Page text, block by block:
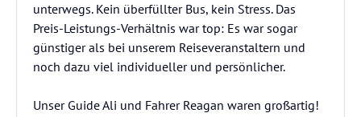
unterwegs. Kein überfüllter Bus, kein Stress. Das
Preis-Leistungs-Verhältnis war top: Es war sogar
günstiger als bei unserem Reiseveranstaltern und
noch dazu viel individueller und persönlicher.
Unser Guide Ali und Fahrer Reagan waren großartig!